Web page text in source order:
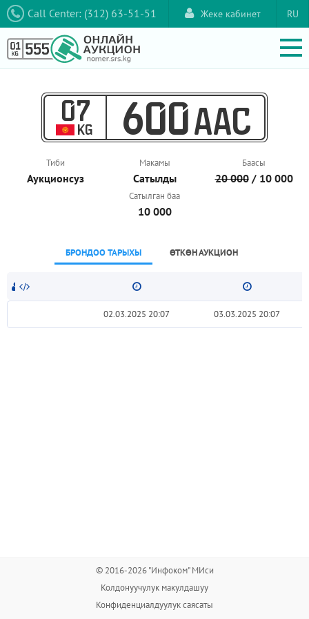
Call Center: (312) 63-51-51 RU
Жеке кабинет
07
KG 600 AAC
Тиби
Аукционcуз
Макамы
Сатылды
Баасы
20 000/ 10 000
Сатылган баа
10 000
БРОНДОО ТАРЫХЫ ӨТКӨН АУКЦИОН
02.03.2025 20:07 03.03.2025 20:07
© 2016-2026 "Инфоком" МИси
Колдонуучулук макулдашуу
Конфиденциалдуулук саясаты